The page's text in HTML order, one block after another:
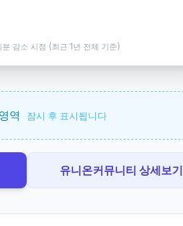
분 감소 시점 (최근 1년 전체 기준)
역 잠시 후 표시됩니다
유니온커뮤니티 상세보기